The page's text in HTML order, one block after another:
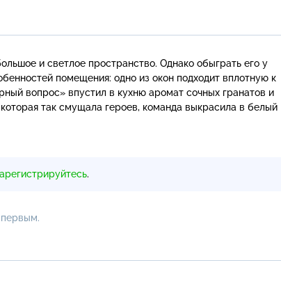
и светлое пространство. Однако обыграть его у
помещения: одно из окон подходит вплотную к
вопрос» впустил в кухню аромат сочных гранатов и
так смущала героев, команда выкрасила в белый
.